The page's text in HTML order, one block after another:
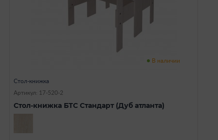
В наличии
Стол-книжка
Артикул: 17-520-2
Стол-книжка БТС Стандарт (Дуб атланта)